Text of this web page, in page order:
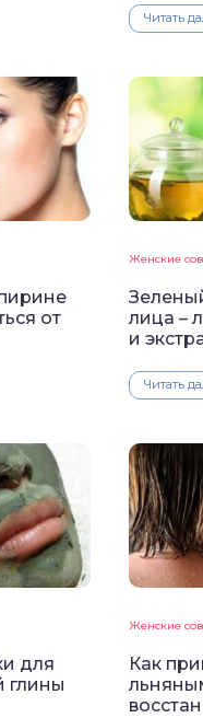
Читать
от
Женские
лица –
и
Читать
для
глины
Женские
Как